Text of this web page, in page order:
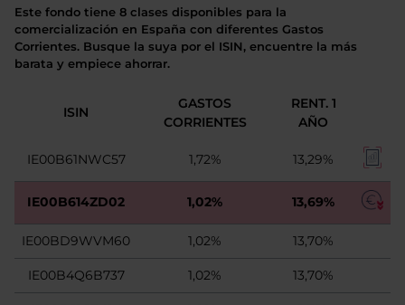
Este fondo tiene 8 clases disponibles para la
comercialización en España con diferentes Gastos
Corrientes. Busque la suya por el ISIN, encuentre la más
barata y empiece ahorrar.
ISIN
GASTOS
CORRIENTES
RENT. 1
AÑO
IE00B61NWC57 1,72% 13,29%
IE00B614ZD02 1,02% 13,69%
IE00BD9WVM60 1,02% 13,70%
IE00B4Q6B737 1,02% 13,70%